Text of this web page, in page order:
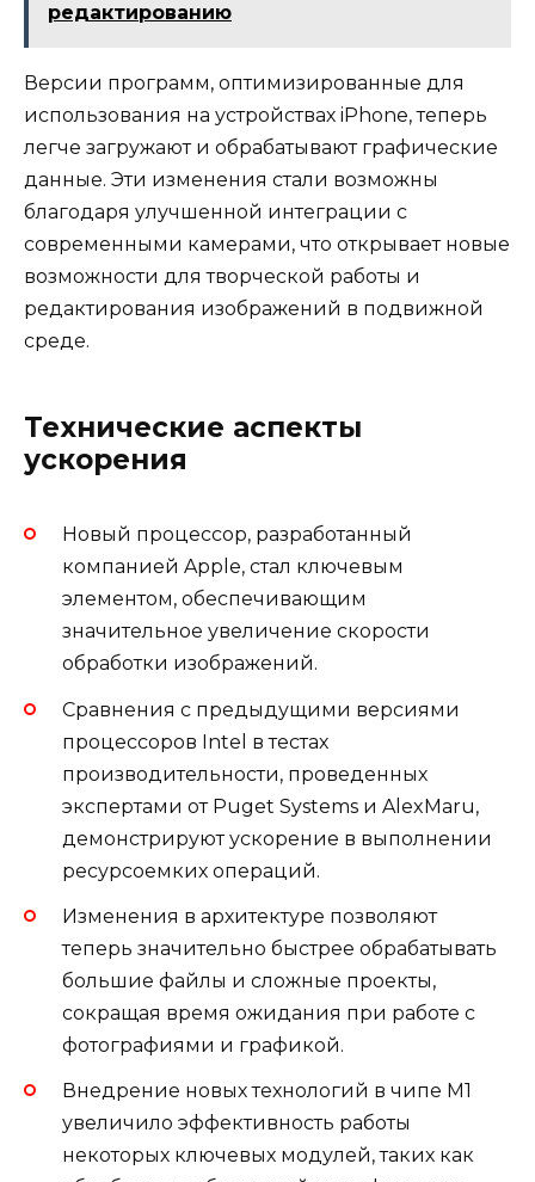
редактированию
Версии программ, оптимизированные для
использования на устройствах iPhone, теперь
легче загружают и обрабатывают графические
данные. Эти изменения стали возможны
благодаря улучшенной интеграции с
современными камерами, что открывает новые
возможности для творческой работы и
редактирования изображений в подвижной
среде.
Технические аспекты
ускорения
Новый процессор, разработанный
компанией Apple, стал ключевым
элементом, обеспечивающим
значительное увеличение скорости
обработки изображений.
Сравнения с предыдущими версиями
процессоров Intel в тестах
производительности, проведенных
экспертами от Puget Systems и AlexMaru,
демонстрируют ускорение в выполнении
ресурсоемких операций.
Изменения в архитектуре позволяют
теперь значительно быстрее обрабатывать
большие файлы и сложные проекты,
сокращая время ожидания при работе с
фотографиями и графикой.
Внедрение новых технологий в чипе M1
увеличило эффективность работы
некоторых ключевых модулей, таких как